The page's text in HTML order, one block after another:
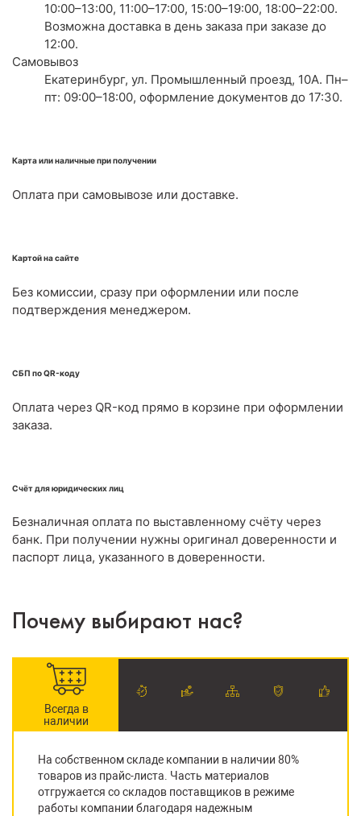
10:00–13:00, 11:00–17:00, 15:00–19:00, 18:00–22:00.
Возможна доставка в день заказа при заказе до
12:00.
Самовывоз
Екатеринбург, ул. Промышленный проезд, 10А. Пн–
пт: 09:00–18:00, оформление документов до 17:30.
Карта или наличные при получении
Оплата при самовывозе или доставке.
Картой на сайте
Без комиссии, сразу при оформлении или после
подтверждения менеджером.
СБП по QR-коду
Оплата через QR-код прямо в корзине при оформлении
заказа.
Счёт для юридических лиц
Безналичная оплата по выставленному счёту через
банк. При получении нужны оригинал доверенности и
паспорт лица, указанного в доверенности.
Почему выбирают нас?
Всегда в
наличии
На собственном складе компании в наличии 80%
товаров из прайс-листа. Часть материалов
отгружается со складов поставщиков в режиме
работы компании благодаря надежным